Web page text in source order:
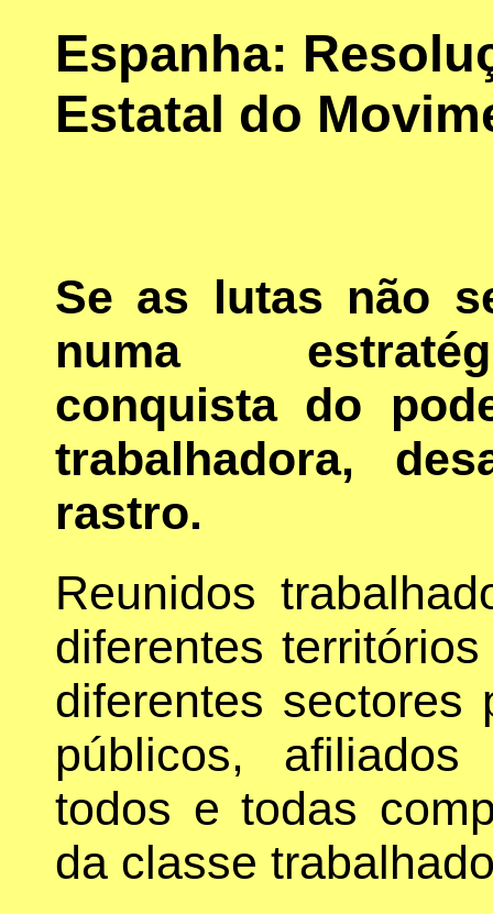
Espanha:
Estatal do
Se as lutas não
numa
conquista do
trabalhadora,
rastro.
Reunidos
diferentes
diferentes sectores
públicos,
todos e todas
da classe